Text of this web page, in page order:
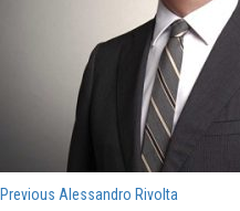
Navigazione
Previous Previous
Alessandro Rivolta